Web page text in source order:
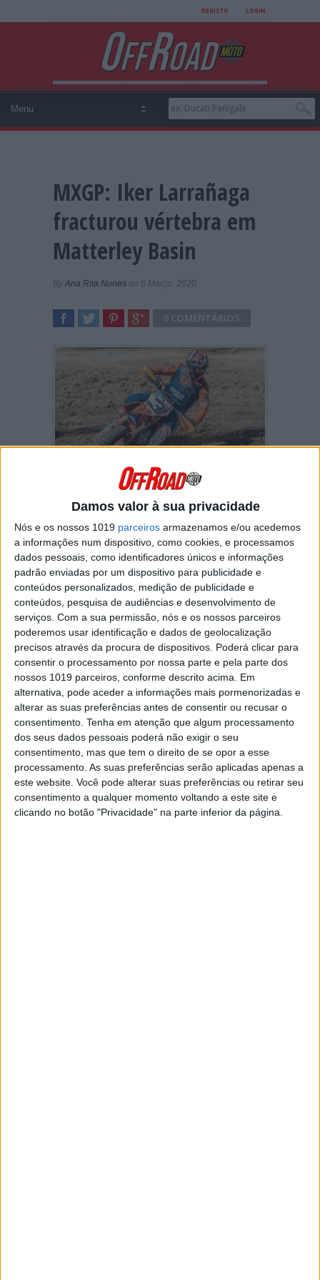
Damos valor à sua privacidade
Nós e os nossos 1019 parceiros armazenamos e/ou acedemos
a informações num dispositivo, como cookies, e processamos
dados pessoais, como identificadores únicos e informações
padrão enviadas por um dispositivo para publicidade e
conteúdos personalizados, medição de publicidade e
conteúdos, pesquisa de audiências e desenvolvimento de
serviços. Com a sua permissão, nós e os nossos parceiros
poderemos usar identificação e dados de geolocalização
precisos através da procura de dispositivos. Poderá clicar para
consentir o processamento por nossa parte e pela parte dos
nossos 1019 parceiros, conforme descrito acima. Em
alternativa, pode aceder a informações mais pormenorizadas e
alterar as suas preferências antes de consentir ou recusar o
consentimento. Tenha em atenção que algum processamento
dos seus dados pessoais poderá não exigir o seu
consentimento, mas que tem o direito de se opor a esse
processamento. As suas preferências serão aplicadas apenas a
este website. Você pode alterar suas preferências ou retirar seu
consentimento a qualquer momento voltando a este site e
clicando no botão "Privacidade" na parte inferior da página.
REGISTO LOGIN
MXGP: Iker Larrañaga
fracturou vértebra em
Matterley Basin
By Ana Rita Nunes on 6 Março, 2020
Iker Larrañaga sofreu uma queda grave no
Grande Prémio Britânico, no passado fim-de-
semana, depois de colidir com outro piloto em
pleno salto. No entanto, já foi divulgado pela
equipa que o piloto está a ter uma boa
recuperação.
Quem assistiu à queda do piloto da MGR
Motocross Team percebeu, de imediato, de
que se tratava de algo sério. Após ter colidido
com um outro piloto em pleno salto, já no final
do Grande Prémio Britânico, Larrañaga caiu
desamparado e permaneceu imóvel durante
um período de tempo significativo.
Depois de ter sido assistido no local, o piloto foi
encaminhado para o hospital de Southampton
onde foi detetada uma fratura na vértebra T7,
na clavícula, duas costelas partidas e ainda
traumatismos craniano e pneumotoráxico.
Continuar a ler